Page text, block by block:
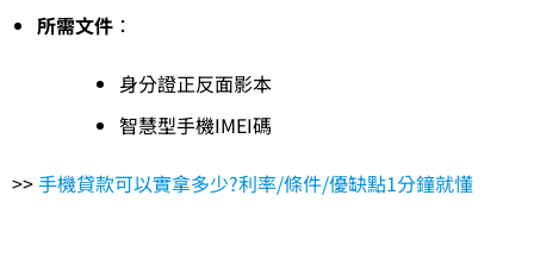
所需文件：
身分證正反面影本
智慧型手機IMEI碼
>>手機貸款可以實拿多少?利率/條件/優缺點1分鐘就懂